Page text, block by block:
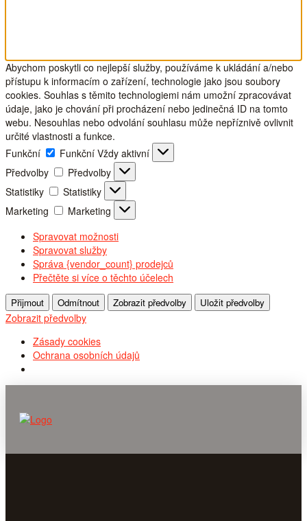
Abychom poskytli co nejlepší služby, používáme k ukládání a/nebo
přístupu k informacím o zařízení, technologie jako jsou soubory
cookies. Souhlas s těmito technologiemi nám umožní zpracovávat
údaje, jako je chování při procházení nebo jedinečná ID na tomto
webu. Nesouhlas nebo odvolání souhlasu může nepříznivě ovlivnit
určité vlastnosti a funkce.
Funkční
Funkční Vždy aktivní
Předvolby
Předvolby
Statistiky
Statistiky
Marketing
Marketing
Spravovat možnosti
Spravovat služby
Správa {vendor_count} prodejců
Přečtěte si více o těchto účelech
Přijmout Odmítnout Zobrazit předvolby Uložit předvolby
Zobrazit předvolby
Zásady cookies
Ochrana osobních údajů